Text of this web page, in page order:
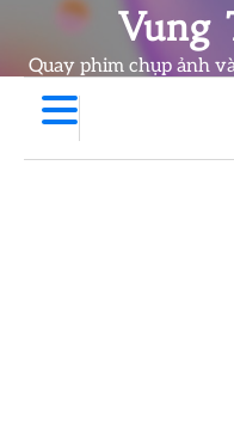
content
Vung
Quay phim chụp ảnh